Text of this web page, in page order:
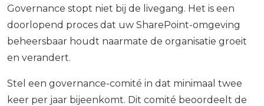
Governance stopt niet bij de livegang. Het is een
doorlopend proces dat uw SharePoint-omgeving
beheersbaar houdt naarmate de organisatie groeit
en verandert.
Stel een governance-comité in dat minimaal twee
keer per jaar bijeenkomt. Dit comité beoordeelt de